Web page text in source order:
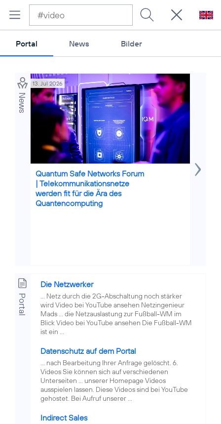
Portal News Bilder
News
13. Jul 2026
Quantum Safe Networks Forum
| Telekommunikationsnetze
werden fit für die Ära des
Quantencomputing
Credits:
Titan
Portal
Die Netzwerker
... Netz durch die 2G-Abschaltung noch stärker
wird Video bei YouTube ansehen Netzingenieur
Mads ... die Netzauslastung zur Fußball-WM im
Blick Video bei YouTube ansehen Die Fußball-WM
ist ein ...
Datenschutz auf dem Portal
... nach Bearbeitung Ihrer Anfrage gelöscht. 6.
Videos Sie können sich auf verschiedenen
Unterseiten ... unserer Homepage Videos
ausspielen lassen. Diese Videos sind bei YouTube
gehostet. Bei Aufruf unserer ...
Indirect Sales